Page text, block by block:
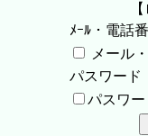
ﾒｰﾙ・電話
メール
パスワード
パスワ